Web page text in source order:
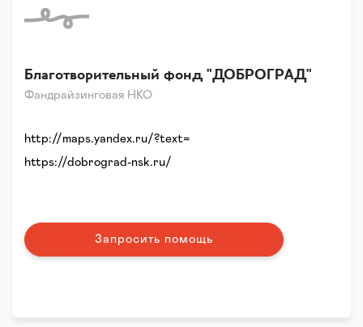
Фандрайзинговая НКО
Благотворительный фонд "ДОБРОГРАД"
http://maps.yandex.ru/?text=
https://dobrograd-nsk.ru/
Запросить помощь